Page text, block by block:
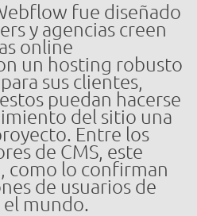
fue diseñado
y agencias creen
online
un hosting robusto
sus clientes,
puedan hacerse
del sitio una
Entre los
de CMS, este
como lo confirman
de usuarios de
mundo.